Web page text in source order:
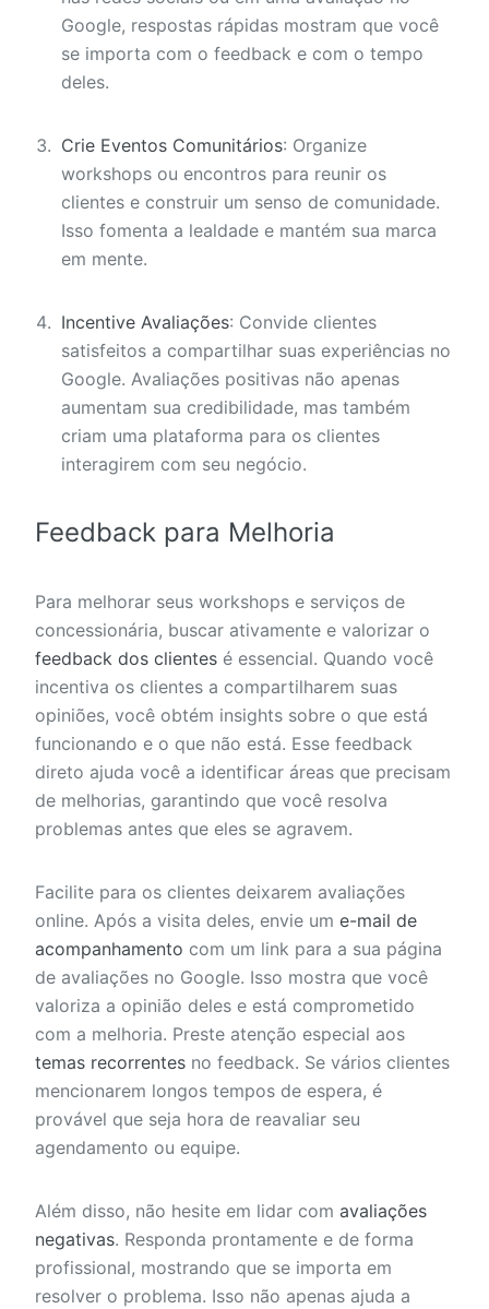
Google, respostas rápidas mostram que você
se importa com o feedback e com o tempo
deles.
Crie Eventos Comunitários: Organize
workshops ou encontros para reunir os
clientes e construir um senso de comunidade.
Isso fomenta a lealdade e mantém sua marca
em mente.
Incentive Avaliações: Convide clientes
satisfeitos a compartilhar suas experiências no
Google. Avaliações positivas não apenas
aumentam sua credibilidade, mas também
criam uma plataforma para os clientes
interagirem com seu negócio.
Feedback para Melhoria
Para melhorar seus workshops e serviços de
concessionária, buscar ativamente e valorizar o
feedback dos clientes é essencial. Quando você
incentiva os clientes a compartilharem suas
opiniões, você obtém insights sobre o que está
funcionando e o que não está. Esse feedback
direto ajuda você a identificar áreas que precisam
de melhorias, garantindo que você resolva
problemas antes que eles se agravem.
Facilite para os clientes deixarem avaliações
online. Após a visita deles, envie um e-mail de
acompanhamento com um link para a sua página
de avaliações no Google. Isso mostra que você
valoriza a opinião deles e está comprometido
com a melhoria. Preste atenção especial aos
temas recorrentes no feedback. Se vários clientes
mencionarem longos tempos de espera, é
provável que seja hora de reavaliar seu
agendamento ou equipe.
Além disso, não hesite em lidar com avaliações
negativas. Responda prontamente e de forma
profissional, mostrando que se importa em
resolver o problema. Isso não apenas ajuda a